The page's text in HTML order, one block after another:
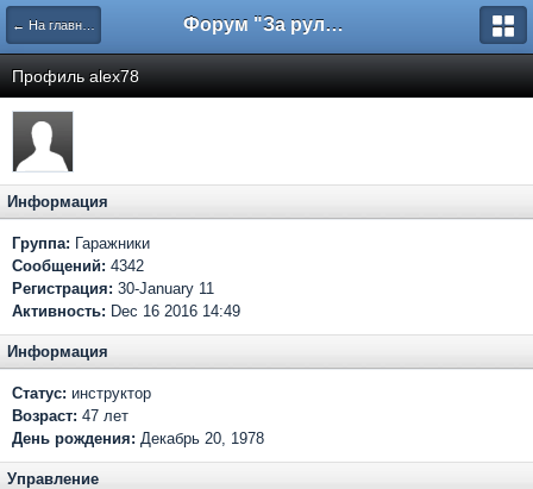
← На главную Форум "За рулем"
Профиль alex78
Информация
Группа: Гаражники
Сообщений: 4342
Регистрация: 30-January 11
Активность: Dec 16 2016 14:49
Информация
Статус: инструктор
Возраст: 47 лет
День рождения: Декабрь 20, 1978
Управление